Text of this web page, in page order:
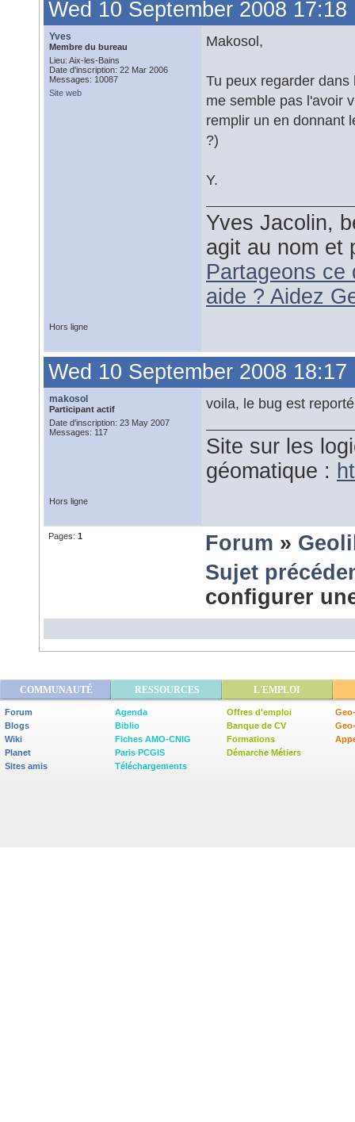
Wed 10 September 2008 17:18
Yves
Membre du bureau
Lieu: Aix-les-Bains
Date d'inscription: 22 Mar 2006
Messages: 10087
Site web
Makosol,
Tu peux regarder
me semble pas l'avoir
remplir un en donnant
?)
Y.
Yves Jacolin,
agit au nom et
Partageons ce
aide ? Aidez
Hors ligne
Wed 10 September 2008 18:17
makosol
Participant actif
Date d'inscription: 23 May 2007
Messages: 117
voila, le bug est
Site sur les
géomatique :
Hors ligne
Pages: 1 Forum »
Sujet
configurer
COMMUNAUTÉ RESSOURCES L'EMPLOI
Forum
Blogs
Wiki
Planet
Sites amis
Agenda
Biblio
Fiches AMO-CNIG
Paris PCGIS
Téléchargements
Offres d'emploi
Banque de CV
Formations
Démarche Métiers